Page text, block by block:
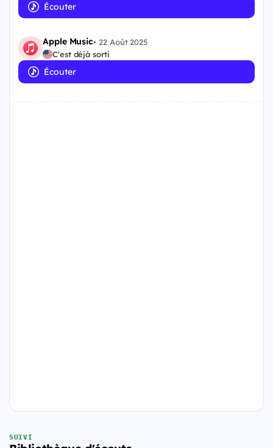
Écouter
Apple Music• 22 Août 2025
C'est déjà sorti
Écouter
SUIVI